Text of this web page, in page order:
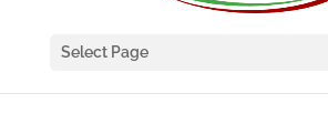
Select Page